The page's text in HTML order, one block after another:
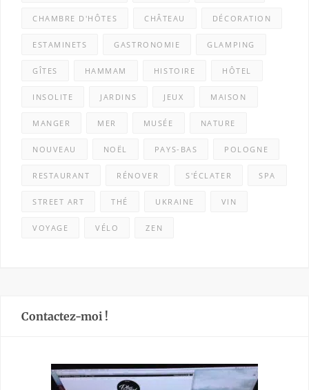
CHAMBRE D'HÔTES CHÂTEAU DÉCORATION
ESTAMINETS GASTRONOMIE GLAMPING
GÎTES HAMMAM HISTOIRE HÔTEL
INSOLITE JARDINS JEUX MAISON
MANGER MER MUSÉE NATURE
NOUVEAU NOËL PAYS-BAS POLOGNE
RESTAURANT RÉNOVER S'ÉCLATER SPA
STREET ART THÉ UKRAINE VIN
VOYAGE VÉLO ZEN
Contactez-moi !